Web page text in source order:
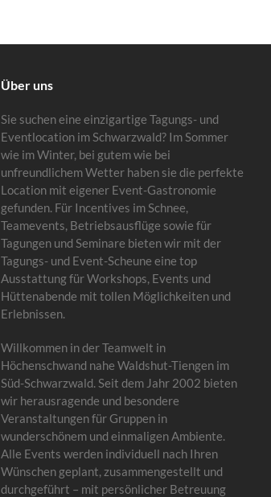
Über uns
Sie suchen eine einzigartige Tagungs- und
Eventlocation im Schwarzwald? Im Sommer
wie im Winter, bei gutem wie bei
unfreundlichem Wetter haben sie die perfekte
Location mit eigener Event-Gastronomie
gefunden. Für Incentives im Schnee,
Teamevents, Betriebsausflüge sowie für
Tagungen und Seminare bieten wir mit der
Tagungs- und Event-Scheune eine top
Ausstattung für Workshops, Events und
Hüttenabende mit tollen Möglichkeiten und
Erlebnissen.
Willkommen in der Teamwelt in
Höchenschwand nahe Waldshut-Tiengen im
Süd-Schwarzwald. Seit dem Jahr 2002 bieten
wir herausragende und besondere
Veranstaltungen für Gruppen in
wunderschönem und einmaligen Ambiente.
Alle Events werden individuell nach Ihren
Wünschen geplant, zusammengestellt und
durchgeführt – mit persönlicher Betreuung